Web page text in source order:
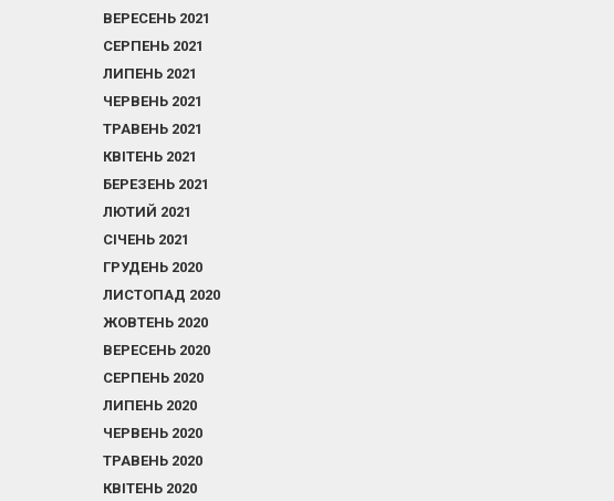
ВЕРЕСЕНЬ 2021
СЕРПЕНЬ 2021
ЛИПЕНЬ 2021
ЧЕРВЕНЬ 2021
ТРАВЕНЬ 2021
КВІТЕНЬ 2021
БЕРЕЗЕНЬ 2021
ЛЮТИЙ 2021
СІЧЕНЬ 2021
ГРУДЕНЬ 2020
ЛИСТОПАД 2020
ЖОВТЕНЬ 2020
ВЕРЕСЕНЬ 2020
СЕРПЕНЬ 2020
ЛИПЕНЬ 2020
ЧЕРВЕНЬ 2020
ТРАВЕНЬ 2020
КВІТЕНЬ 2020